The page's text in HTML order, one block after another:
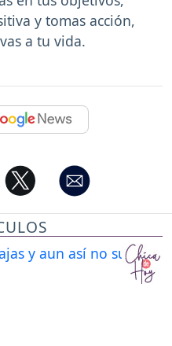
y tomas acción,
a tu vida.